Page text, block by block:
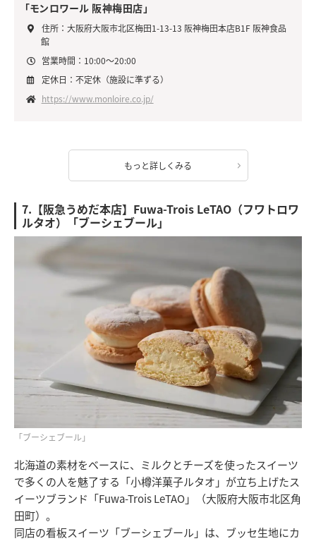
「モンロワール 阪神梅田店」
住所：大阪府大阪市北区梅田1-13-13 阪神梅田本店B1F 阪神食品
館
営業時間：10:00～20:00
定休日：不定休（施設に準ずる）
https://www.monloire.co.jp/
もっと詳しくみる
7.【阪急うめだ本店】Fuwa-Trois LeTAO（フワトロワ
ルタオ）「ブーシェブール」
「ブーシェブール」
北海道の素材をベースに、ミルクとチーズを使ったスイーツ
で多くの人を魅了する「小樽洋菓子ルタオ」が立ち上げたス
イーツブランド「Fuwa-Trois LeTAO」（大阪府大阪市北区角
田町）。
同店の看板スイーツ「ブーシェブール」は、ブッセ生地にカ